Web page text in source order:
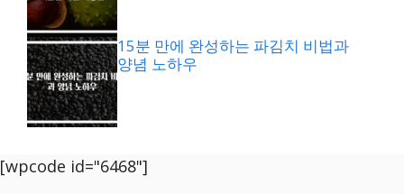
15분 만에 완성하는 파김치 비법과
양념 노하우
[wpcode id="6468"]